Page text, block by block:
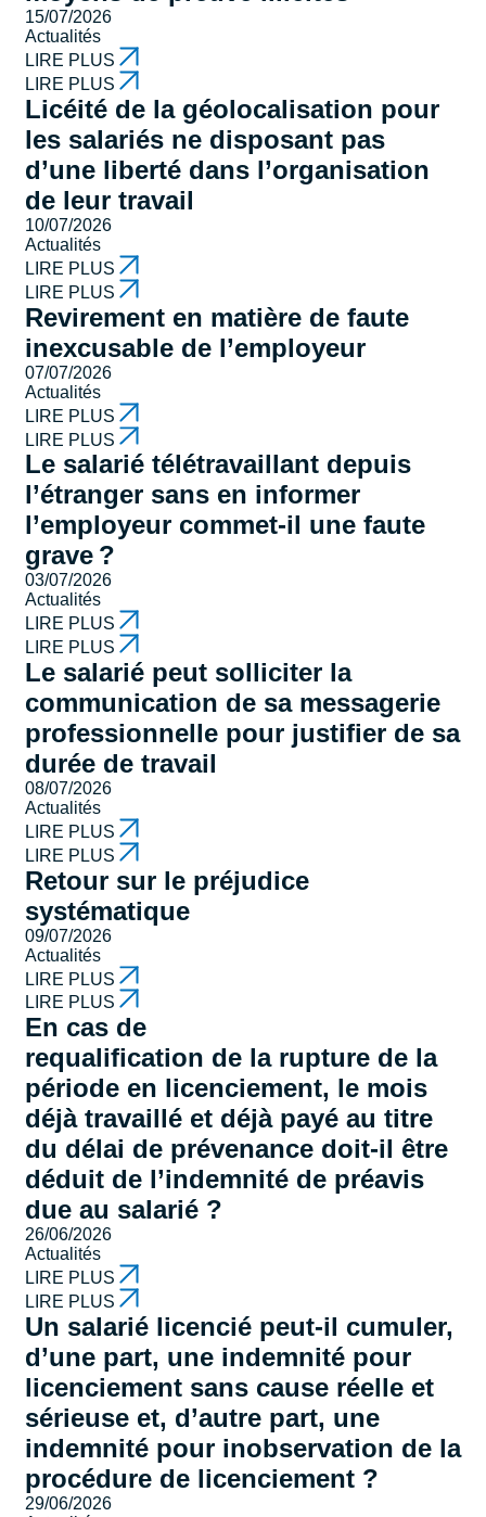
15/07/2026
Actualités
LIRE PLUS
LIRE PLUS
Licéité de la géolocalisation pour
les salariés ne disposant pas
d’une liberté dans l’organisation
de leur travail
10/07/2026
Actualités
LIRE PLUS
LIRE PLUS
Revirement en matière de faute
inexcusable de l’employeur
07/07/2026
Actualités
LIRE PLUS
LIRE PLUS
Le salarié télétravaillant depuis
l’étranger sans en informer
l’employeur commet-il une faute
grave ?
03/07/2026
Actualités
LIRE PLUS
LIRE PLUS
Le salarié peut solliciter la
communication de sa messagerie
professionnelle pour justifier de sa
durée de travail
08/07/2026
Actualités
LIRE PLUS
LIRE PLUS
Retour sur le préjudice
systématique
09/07/2026
Actualités
LIRE PLUS
LIRE PLUS
En cas de
requalification de la rupture de la
période en licenciement, le mois
déjà travaillé et déjà payé au titre
du délai de prévenance doit-il être
déduit de l’indemnité de préavis
due au salarié ?
26/06/2026
Actualités
LIRE PLUS
LIRE PLUS
Un salarié licencié peut-il cumuler,
d’une part, une indemnité pour
licenciement sans cause réelle et
sérieuse et, d’autre part, une
indemnité pour inobservation de la
procédure de licenciement ?
29/06/2026